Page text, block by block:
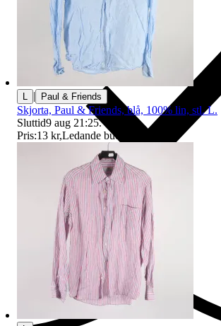
Ersättning om du inte får din vara
| Paul & Friends
Skjorta, Paul & Friends, blå, 100% lin, stl. L.
Sluttid9 aug 21:25.
Pris:13 kr,Ledande bud